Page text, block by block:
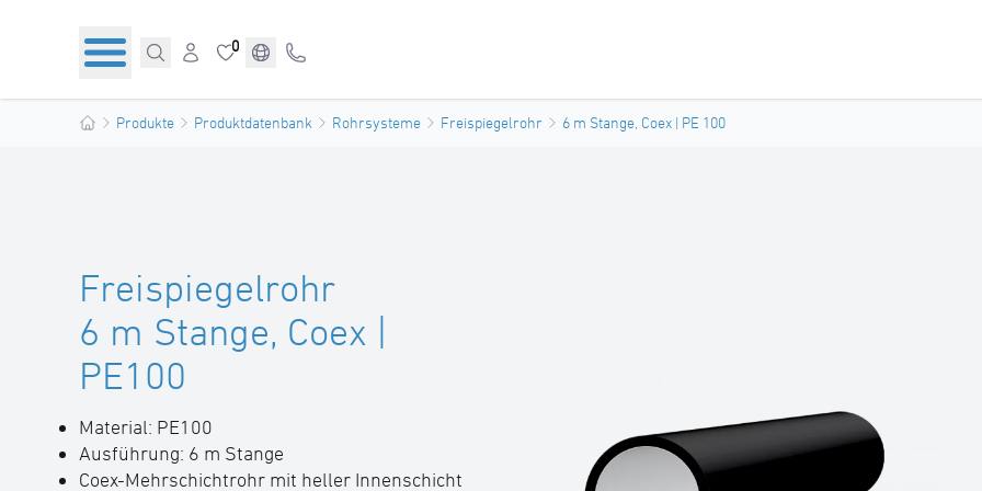
0
Produkte Produktdatenbank Rohrsysteme Freispiegelrohr 6 m Stange, Coex | PE 100
Freispiegelrohr
6 m Stange, Coex |
PE100
Material: PE100
Ausführung: 6 m Stange
Coex-Mehrschichtrohr mit heller Innenschicht